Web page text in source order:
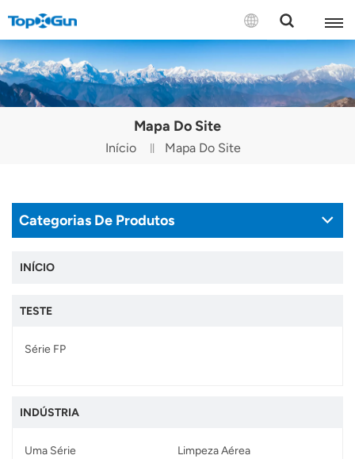
CONTATE-NOS
English
Español
Português(Portugal)
Português(Brasil)
Mapa Do Site
Início Mapa Do Site
Categorias De Produtos
INÍCIO
TESTE
Série FP
INDÚSTRIA
Uma Série Limpeza Aérea